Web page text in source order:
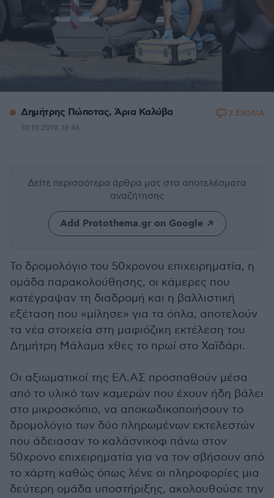
Δημήτρης Πώποτας, Άρια Καλύβα
30.10.2019, 18:46
2 ΣΧΟΛΙΑ
Δείτε περισσότερα άρθρα μας στα αποτελέσματα
αναζήτησης
Add Protothema.gr on Google
Το δρομολόγιο του 50χρονου επιχειρηματία, η
ομάδα παρακολούθησης, οι κάμερες που
κατέγραψαν τη διαδρομή και η βαλλιστική
εξέταση που «μίλησε» για τα όπλα, αποτελούν
τα νέα στοιχεία στη μαφιόζικη εκτέλεση του
Δημήτρη Μάλαμα χθες το πρωί στο Χαϊδάρι.
Οι αξιωματικοί της ΕΛ.ΑΣ προσπαθούν μέσα
από το υλικό των καμερών που έχουν ήδη βάλει
στο μικροσκόπιο, να αποκωδικοποιήσουν το
δρομολόγιο των δύο πληρωμένων εκτελεστών
που άδειασαν το καλάσνικοφ πάνω στον
50χρονο επιχειρηματία για να τον σβήσουν από
το χάρτη καθώς όπως λένε οι πληροφορίες μια
δεύτερη ομάδα υποστήριξης, ακολουθούσε την